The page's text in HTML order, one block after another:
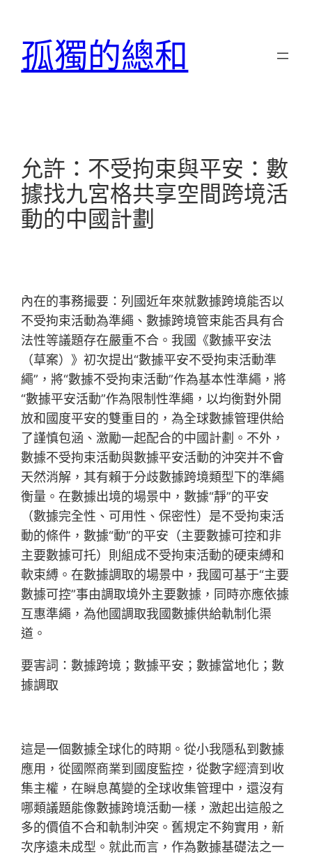
孤獨的總和
允許：不受拘束與平安：數
據找九宮格共享空間跨境活
動的中國計劃
內在的事務撮要：列國近年來就數據跨境能否以
不受拘束活動為準繩、數據跨境管束能否具有合
法性等議題存在嚴重不合。我國《數據平安法
（草案）》初次提出“數據平安不受拘束活動準
繩”，將“數據不受拘束活動”作為基本性準繩，將
“數據平安活動”作為限制性準繩，以均衡對外開
放和國度平安的雙重目的，為全球數據管理供給
了謹慎包涵、激勵一起配合的中國計劃。不外，
數據不受拘束活動與數據平安活動的沖突并不會
天然消解，其有賴于分歧數據跨境類型下的準繩
衡量。在數據出境的場景中，數據“靜”的平安
（數據完全性、可用性、保密性）是不受拘束活
動的條件，數據“動”的平安（主要數據可控和非
主要數據可托）則組成不受拘束活動的硬束縛和
軟束縛。在數據調取的場景中，我國可基于“主要
數據可控”事由調取境外主要數據，同時亦應依據
互惠準繩，為他國調取我國數據供給軌制化渠
道。
要害詞：數據跨境；數據平安；數據當地化；數
據調取
這是一個數據全球化的時期。從小我隱私到數據
應用，從國際商業到國度監控，從數字經濟到收
集主權，在瞬息萬變的全球收集管理中，還沒有
哪類議題能像數據跨境活動一樣，激起出這般之
多的價值不合和軌制沖突。舊規定不夠實用，新
次序遠未成型。就此而言，作為數據基礎法之一